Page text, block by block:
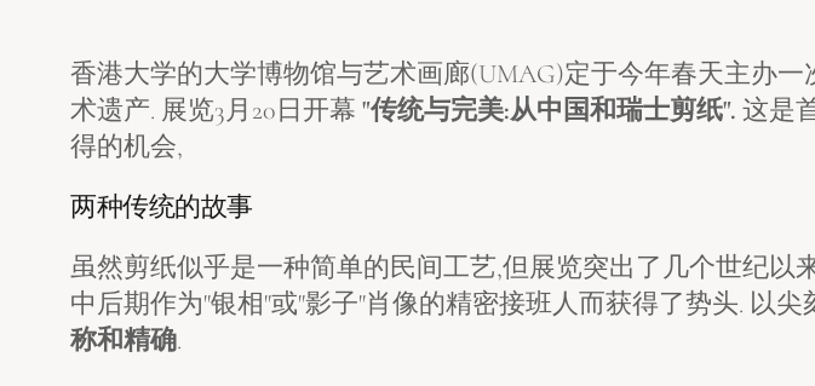
香港大学的大学博物馆与艺术画廊(UMAG)定于今年春天主办
术遗产. 展览3月20日开幕 "传统与完美:从中国和瑞士剪纸". 这是
得的机会,
两种传统的故事
虽然剪纸似乎是一种简单的民间工艺,但展览突出了几个世纪以
中后期作为"银相"或"影子"肖像的精密接班人而获得了势头. 以
称和精确.